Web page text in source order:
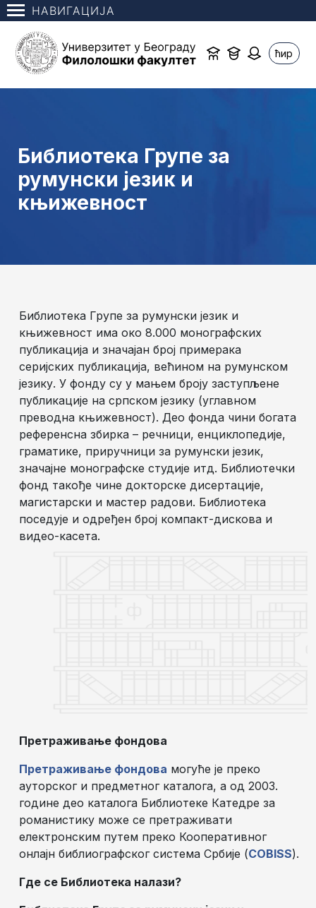
НАВИГАЦИЈА
ћир
Библиотека Групе за
румунски језик и
књижевност
Библиотека Групе за румунски језик и
књижевност има око 8.000 монографских
публикација и значајан број примерака
серијских публикација, већином на румунском
језику. У фонду су у мањем броју заступљене
публикације на српском језику (углавном
преводна књижевност). Део фонда чини богата
референсна збирка – речници, енциклопедије,
граматике, приручници за румунски језик,
значајне монографске студије итд. Библиотечки
фонд такође чине докторске дисертације,
магистарски и мастер радови. Библиотека
поседује и одређен број компакт-дискова и
видео-касета.
Претраживање фондова
Претраживање фондова могуће је преко
ауторског и предметног каталога, а од 2003.
године део каталога Библиотеке Катедре за
романистику може се претраживати
електронским путем преко Кооперативног
онлајн библиографског система Србије (COBISS).
Где се Библиотека налази?